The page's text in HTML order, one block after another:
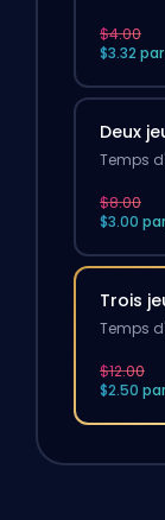
$4.00
$3.32
Deux
Temps
$8.00
$3.00
Trois
Temps
$12.00
$2.50